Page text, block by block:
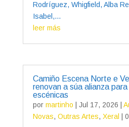
Rodríguez, Whigfield, Alba
Isabel,...
leer más
Camiño Escena Norte e
renovan a súa alianza
escénicas
por martinho Jul 17, 2026
Novas, Outras Artes, Xeral
|